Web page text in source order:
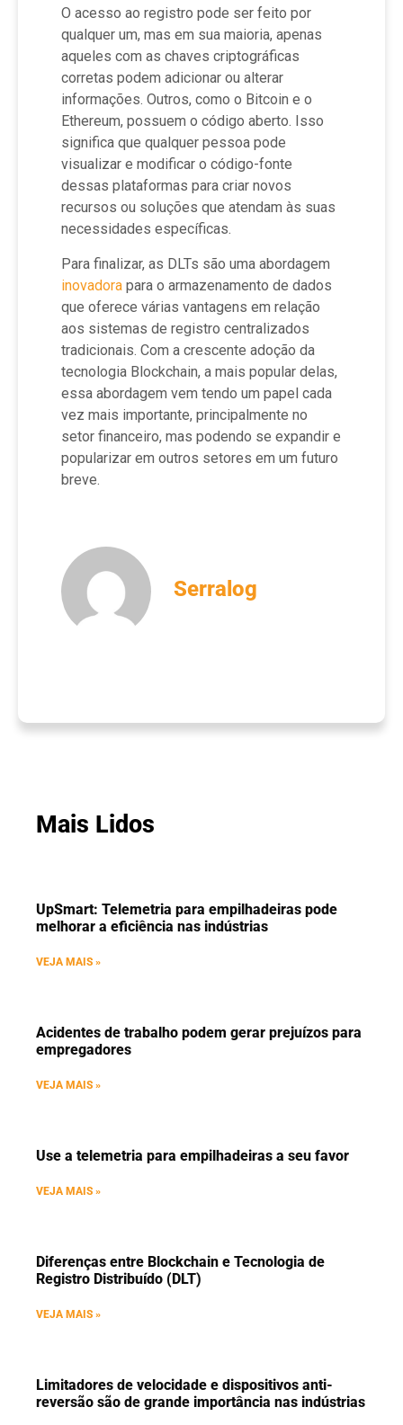
O acesso ao registro pode ser feito por
qualquer um, mas em sua maioria, apenas
aqueles com as chaves criptográficas
corretas podem adicionar ou alterar
informações. Outros, como o Bitcoin e o
Ethereum, possuem o código aberto. Isso
significa que qualquer pessoa pode
visualizar e modificar o código-fonte
dessas plataformas para criar novos
recursos ou soluções que atendam às suas
necessidades específicas.
Para finalizar, as DLTs são uma abordagem
inovadora para o armazenamento de dados
que oferece várias vantagens em relação
aos sistemas de registro centralizados
tradicionais. Com a crescente adoção da
tecnologia Blockchain, a mais popular delas,
essa abordagem vem tendo um papel cada
vez mais importante, principalmente no
setor financeiro, mas podendo se expandir e
popularizar em outros setores em um futuro
breve.
Serralog
Mais Lidos
UpSmart: Telemetria para empilhadeiras pode
melhorar a eficiência nas indústrias
VEJA MAIS »
Acidentes de trabalho podem gerar prejuízos para
empregadores
VEJA MAIS »
Use a telemetria para empilhadeiras a seu favor
VEJA MAIS »
Diferenças entre Blockchain e Tecnologia de
Registro Distribuído (DLT)
VEJA MAIS »
Limitadores de velocidade e dispositivos anti-
reversão são de grande importância nas indústrias